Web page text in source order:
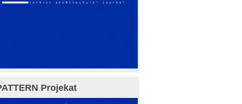
Projekat